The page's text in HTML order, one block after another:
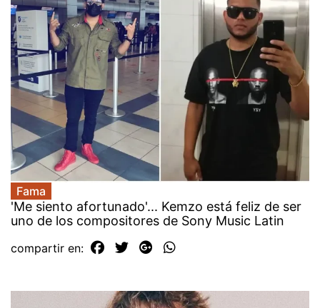
Fama
'Me siento afortunado'... Kemzo está feliz de ser
uno de los compositores de Sony Music Latin
compartir en: